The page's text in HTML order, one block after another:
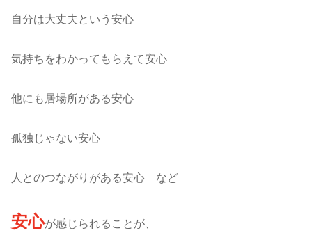
自分は大丈夫という安心
気持ちをわかってもらえて安心
他にも居場所がある安心
孤独じゃない安心
人とのつながりがある安心 など
安心が感じられることが、